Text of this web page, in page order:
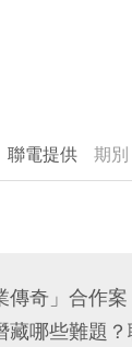
聯電提供
奇」合作
哪些難題